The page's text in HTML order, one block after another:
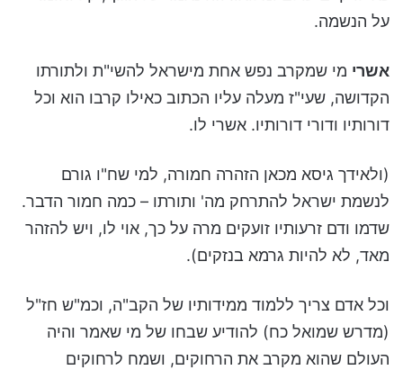
על הנשמה.
אשרי מי שמקרב נפש אחת מישראל להשי"ת ולתורתו
הקדושה, שעי"ז מעלה עליו הכתוב כאילו קרבו הוא וכל
דורותיו ודורי דורותיו. אשרי לו.
(ולאידך גיסא מכאן הזהרה חמורה, למי שח"ו גורם
לנשמת ישראל להתרחק מה' ותורתו – כמה חמור הדבר.
שדמו ודם זרעותיו זועקים מרה על כך, אוי לו, ויש להזהר
מאד, לא להיות גרמא בנזקים).
וכל אדם צריך ללמוד ממידותיו של הקב"ה, וכמ"ש חז"ל
(מדרש שמואל כח) להודיע שבחו של מי שאמר והיה
העולם שהוא מקרב את הרחוקים, ושמח לרחוקים